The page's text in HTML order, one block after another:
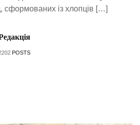
сформованих із хлопців […]
POSTS